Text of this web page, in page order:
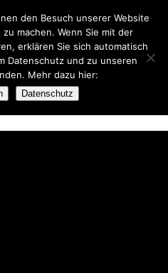
2017 072
den Besuch unserer Website
machen. Wenn Sie mit der
erklären Sie sich automatisch
Datenschutz und zu unseren
Mehr dazu hier:
Datenschutz